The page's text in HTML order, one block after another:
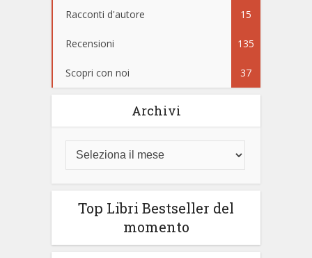
Racconti d'autore 15
Recensioni 135
Scopri con noi 37
Archivi
Top Libri Bestseller del
momento